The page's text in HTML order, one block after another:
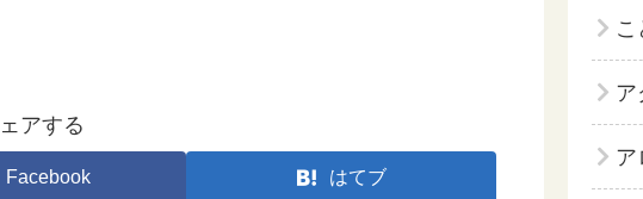
アする
Facebook はてブ
ア
ア